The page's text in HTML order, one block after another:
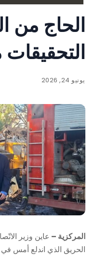
الحاج من
يونيو 24, 2026
المركزية – عاين وزير
الحريق الذي اندلع أمس في